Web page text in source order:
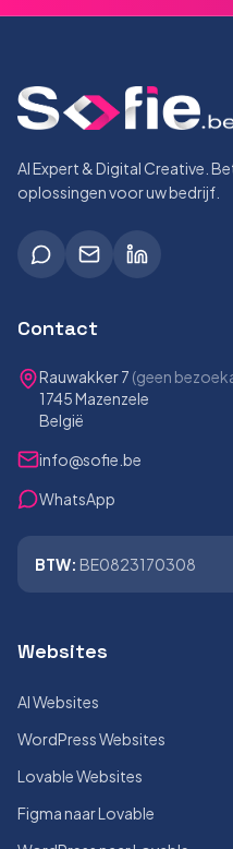
AI Expert & Digital Creative.
oplossingen voor uw bedrijf.
Contact
Rauwakker 7 (geen
1745 Mazenzele
België
info@sofie.be
WhatsApp
BTW: BE0823170308
Websites
AI Websites
WordPress Websites
Lovable Websites
Figma naar Lovable